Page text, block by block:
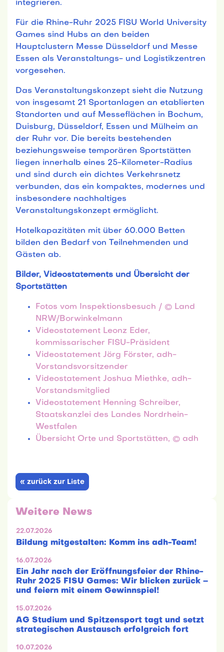
integrieren.
Für die Rhine-Ruhr 2025 FISU World University
Games sind Hubs an den beiden
Hauptclustern Messe Düsseldorf und Messe
Essen als Veranstaltungs- und Logistikzentren
vorgesehen.
Das Veranstaltungskonzept sieht die Nutzung
von insgesamt 21 Sportanlagen an etablierten
Standorten und auf Messeflächen in Bochum,
Duisburg, Düsseldorf, Essen und Mülheim an
der Ruhr vor. Die bereits bestehenden
beziehungsweise temporären Sportstätten
liegen innerhalb eines 25-Kilometer-Radius
und sind durch ein dichtes Verkehrsnetz
verbunden, das ein kompaktes, modernes und
insbesondere nachhaltiges
Veranstaltungskonzept ermöglicht.
Hotelkapazitäten mit über 60.000 Betten
bilden den Bedarf von Teilnehmenden und
Gästen ab.
Bilder, Videostatements und Übersicht der
Sportstätten
Fotos vom Inspektionsbesuch / © Land
NRW/Borwinkelmann
Videostatement Leonz Eder,
kommissarischer FISU-Präsident
Videostatement Jörg Förster, adh-
Vorstandsvorsitzender
Videostatement Joshua Miethke, adh-
Vorstandsmitglied
Videostatement Henning Schreiber,
Staatskanzlei des Landes Nordrhein-
Westfalen
Übersicht Orte und Sportstätten, © adh
« zurück zur Liste
Weitere News
22.07.2026
Bildung mitgestalten: Komm ins adh-Team!
16.07.2026
Ein Jahr nach der Eröffnungsfeier der Rhine-
Ruhr 2025 FISU Games: Wir blicken zurück –
und feiern mit einem Gewinnspiel!
15.07.2026
AG Studium und Spitzensport tagt und setzt
strategischen Austausch erfolgreich fort
10.07.2026